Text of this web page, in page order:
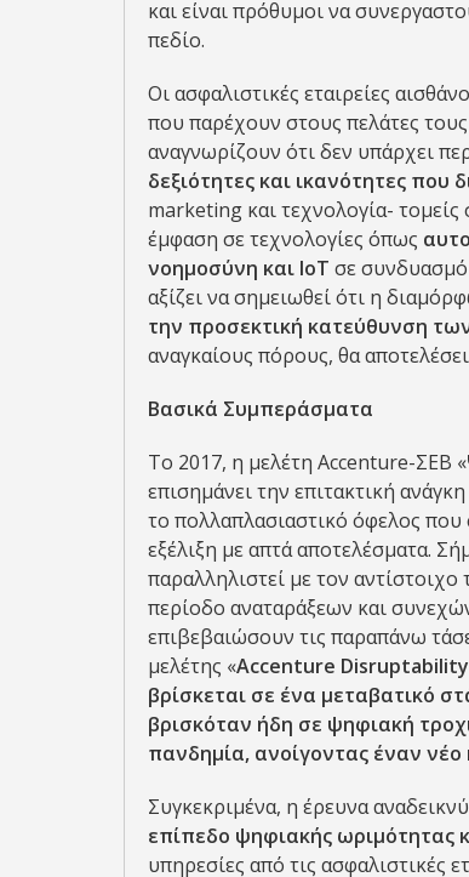
και είναι πρόθυμοι να
πεδίο.
Οι ασφαλιστικές εταιρείες
που παρέχουν στους πελάτες
αναγνωρίζουν ότι δεν υπάρχει
δεξιότητες και ικανότητες που
marketing και τεχνολογία- τομείς
έμφαση σε τεχνολογίες όπως
νοημοσύνη και ΙοΤ σε συνδυασμό
αξίζει να σημειωθεί ότι η
την προσεκτική κατεύθυνση
αναγκαίους πόρους, θα
Βασικά Συμπεράσματα
Το 2017, η μελέτη Accenture-ΣΕΒ «
επισημάνει την επιτακτική
το πολλαπλασιαστικό όφελος που
εξέλιξη με απτά αποτελέσματα.
παραλληλιστεί με τον αντίστοιχο
περίοδο αναταράξεων και
επιβεβαιώσουν τις παραπάνω
μελέτης «Accenture Disruptability
βρίσκεται σε ένα μεταβατικό
βρισκόταν ήδη σε ψηφιακή
πανδημία, ανοίγοντας έναν
Συγκεκριμένα, η έρευνα
επίπεδο ψηφιακής ωριμότητας
υπηρεσίες από τις ασφαλιστικές